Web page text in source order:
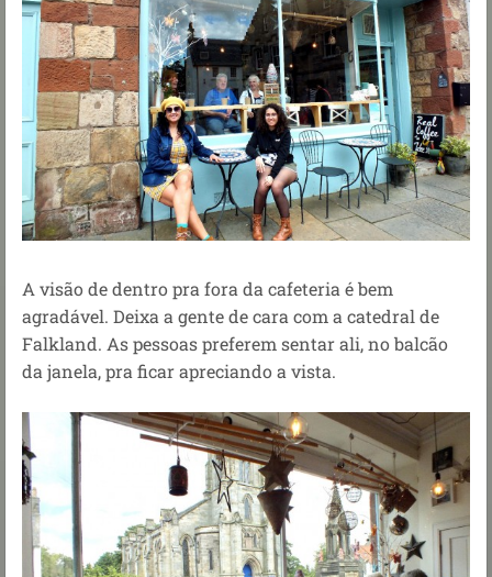
A visão de dentro pra fora da cafeteria é bem
agradável. Deixa a gente de cara com a catedral de
Falkland. As pessoas preferem sentar ali, no balcão
da janela, pra ficar apreciando a vista.